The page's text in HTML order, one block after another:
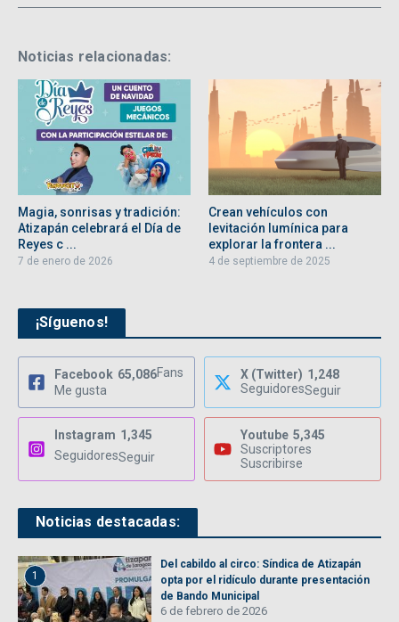
Noticias relacionadas:
Magia, sonrisas y tradición:
Atizapán celebrará el Día de
Reyes c ...
7 de enero de 2026
Crean vehículos con
levitación lumínica para
explorar la frontera ...
4 de septiembre de 2025
¡Síguenos!
Facebook 65,086Fans
Me gusta
X (Twitter) 1,248
SeguidoresSeguir
Instagram 1,345
SeguidoresSeguir
Youtube 5,345
Suscriptores
Suscribirse
Noticias destacadas:
1
Del cabildo al circo: Síndica de Atizapán
opta por el ridículo durante presentación
de Bando Municipal
6 de febrero de 2026